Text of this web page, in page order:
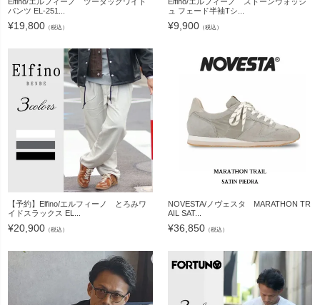
パンツ EL-251...
¥19,800 （税込）
ュ フェード半袖Tシ...
¥9,900（税込）
【予約】Elfino/エルフィーノ とろみワ
イドスラックス EL...
¥20,900 （税込）
NOVESTA/ノヴェスタ MARATHON TR
AIL SAT...
¥36,850（税込）